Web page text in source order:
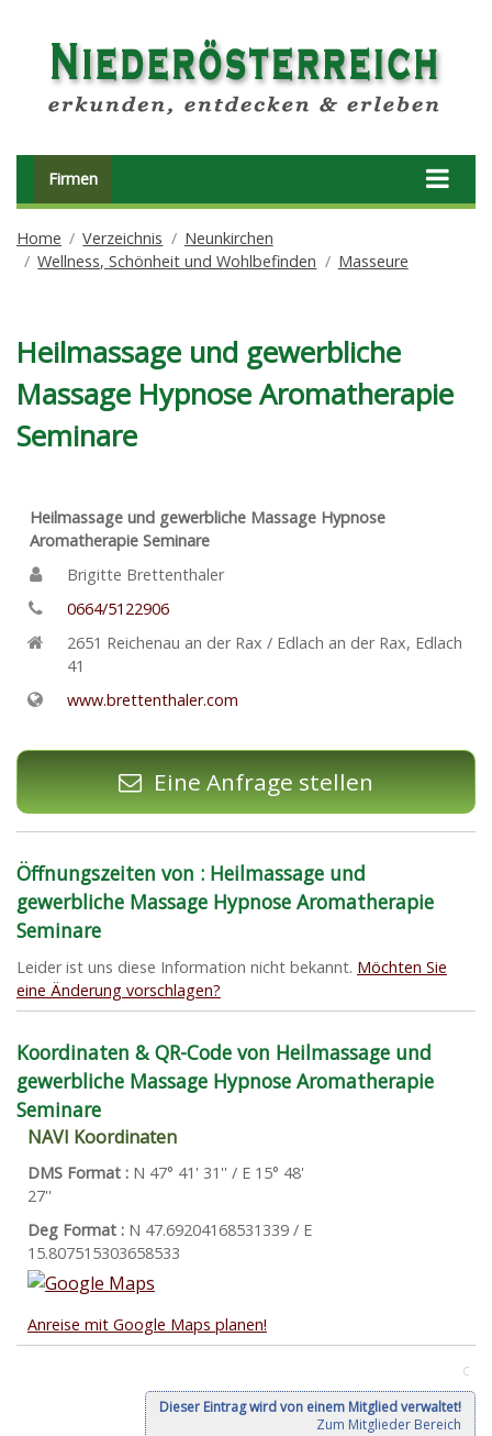
Firmen
Home Verzeichnis
Neunkirchen
Wellness, Schönheit und Wohlbefinden
Masseure
Heilmassage und gewerbliche
Massage Hypnose Aromatherapie
Seminare
Heilmassage und gewerbliche Massage Hypnose
Aromatherapie Seminare
Brigitte Brettenthaler
0664/5122906
2651 Reichenau an der Rax / Edlach an der Rax, Edlach
41
www.brettenthaler.com
Eine Anfrage stellen
Öffnungszeiten von : Heilmassage und
gewerbliche Massage Hypnose Aromatherapie
Seminare
Leider ist uns diese Information nicht bekannt. Möchten Sie
eine Änderung vorschlagen?
Koordinaten & QR-Code von Heilmassage und
gewerbliche Massage Hypnose Aromatherapie
Seminare
NAVI Koordinaten
DMS Format : N 47° 41' 31'' / E 15° 48'
27''
Deg Format : N 47.69204168531339 / E
15.807515303658533
Anreise mit Google Maps planen!
C
Dieser Eintrag wird von einem Mitglied verwaltet!
Zum Mitglieder Bereich